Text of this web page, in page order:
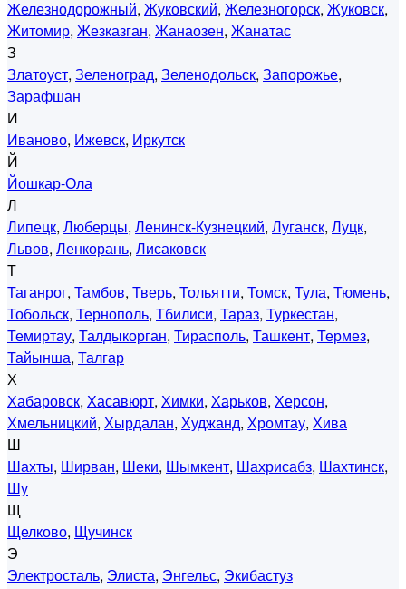
Железнодорожный, Жуковский, Железногорск, Жуковск,
Житомир, Жезказган, Жанаозен, Жанатас
З
Златоуст, Зеленоград, Зеленодольск, Запорожье,
Зарафшан
И
Иваново, Ижевск, Иркутск
Й
Йошкар-Ола
Л
Липецк, Люберцы, Ленинск-Кузнецкий, Луганск, Луцк,
Львов, Ленкорань, Лисаковск
Т
Таганрог, Тамбов, Тверь, Тольятти, Томск, Тула, Тюмень,
Тобольск, Тернополь, Тбилиси, Тараз, Туркестан,
Темиртау, Талдыкорган, Тирасполь, Ташкент, Термез,
Тайынша, Талгар
Х
Хабаровск, Хасавюрт, Химки, Харьков, Херсон,
Хмельницкий, Хырдалан, Худжанд, Хромтау, Хива
Ш
Шахты, Ширван, Шеки, Шымкент, Шахрисабз, Шахтинск,
Шу
Щ
Щелково, Щучинск
Э
Электросталь, Элиста, Энгельс, Экибастуз